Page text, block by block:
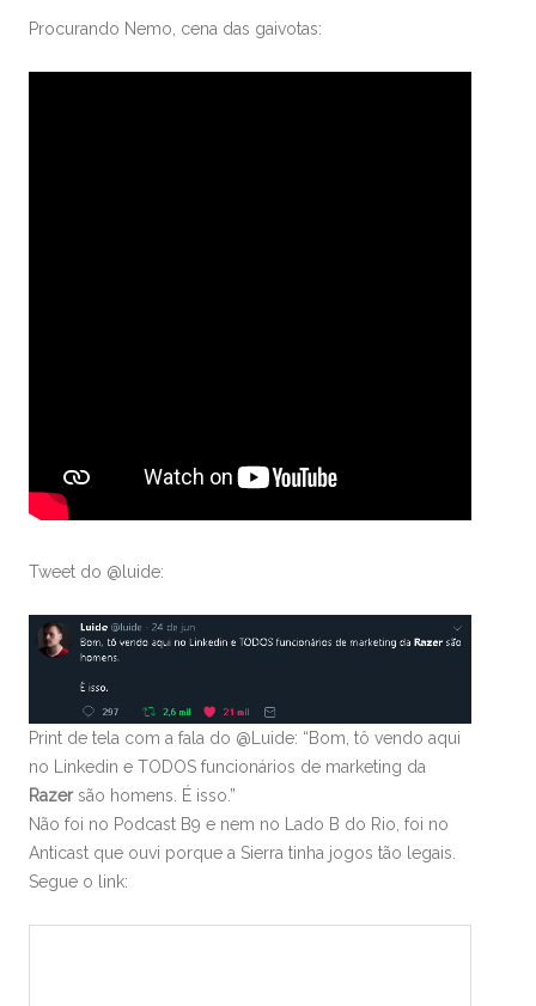
Procurando Nemo, cena das gaivotas:
Tweet do @luide:
Print de tela com a fala do @Luide: “Bom, tô vendo aqui
no Linkedin e TODOS funcionários de marketing da
Razersão homens. É isso.”
Não foi no Podcast B9 e nem no Lado B do Rio, foi no
Anticast que ouvi porque a Sierra tinha jogos tão legais.
Segue o link: